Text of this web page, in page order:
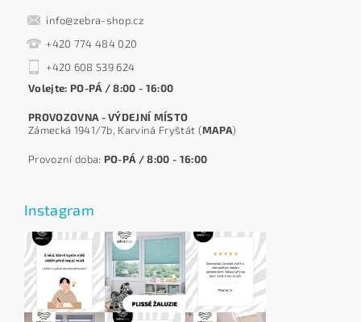
info@zebra-shop.cz
+420 774 484 020
+420 608 539 624
Volejte: PO-PÁ / 8:00 - 16:00
PROVOZOVNA - VÝDEJNÍ MÍSTO
Zámecká 1941/7b, Karviná Fryštát (MAPA)
Provozní doba: PO-PÁ / 8:00 - 16:00
Instagram